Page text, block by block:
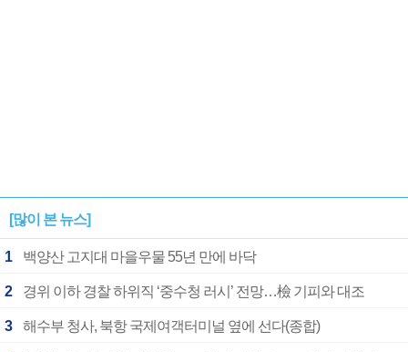
[많이 본 뉴스]
1 백양산 고지대 마을우물 55년 만에 바닥
2 경위 이하 경찰 하위직 ‘중수청 러시’ 전망…檢 기피와 대조
3 해수부 청사, 북항 국제여객터미널 옆에 선다(종합)